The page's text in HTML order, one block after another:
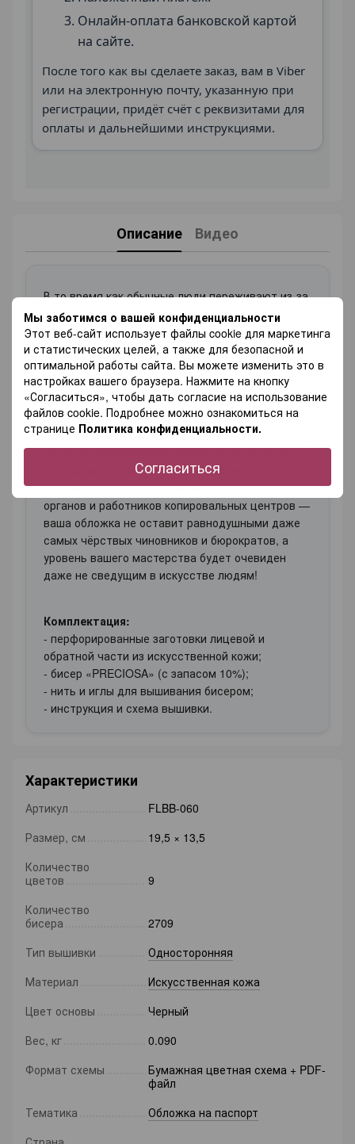
Мы заботимся о вашей конфиденциальности
Этот веб-сайт использует файлы cookie для маркетинга
и статистических целей, а также для безопасной и
оптимальной работы сайта. Вы можете изменить это в
настройках вашего браузера. Нажмите на кнопку
«Согласиться», чтобы дать согласие на использование
файлов cookie. Подробнее можно ознакомиться на
странице Политика конфиденциальности.
Согласиться
Онлайн-оплата банковской картой
на сайте.
После того как вы сделаете заказ, вам в Viber
или на электронную почту, указанную при
регистрации, придёт счёт с реквизитами для
оплаты и дальнейшими инструкциями.
Описание Видео
В то время как обычные люди переживают из-за
качества своей фотографии в паспорте,
рукодельниц беспокоит обложка этого
документа, ведь именно она указывает на
уровень мастерства своей хозяйки. Исходя из
этих соображений, мы разработали
замечательные наборы, которые включают в
себя абсолютно всё необходимое для
изготовления потрясающей обложки из экокожи,
украшенной вышивкой! Отныне вы можете не
переживать о том, какое впечатление
произведёте на сотрудников контролирующих
органов и работников копировальных центров —
ваша обложка не оставит равнодушными даже
самых чёрствых чиновников и бюрократов, а
уровень вашего мастерства будет очевиден
даже не сведущим в искусстве людям!
Комплектация:
- перфорированные заготовки лицевой и
обратной части из искусственной кожи;
- бисер «PRECIOSA» (с запасом 10%);
- нить и иглы для вышивания бисером;
- инструкция и схема вышивки.
Характеристики
Артикул
FLBB-060
Размер, см
19,5 × 13,5
Количество
цветов
9
Количество
бисера
2709
Тип вышивки
Односторонняя
Материал
Искусственная кожа
Цвет основы
Черный
Вес, кг
0.090
Формат схемы
Бумажная цветная схема + PDF-
файл
Тематика
Обложка на паспорт